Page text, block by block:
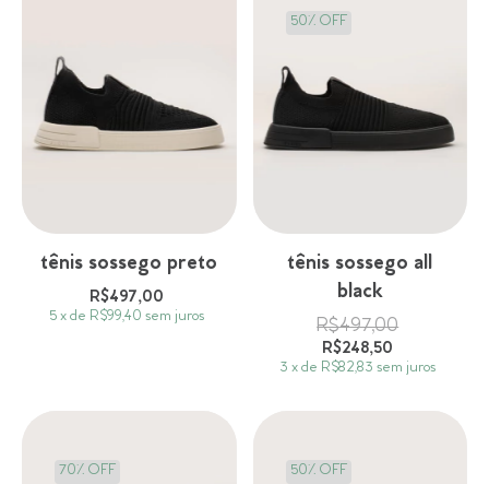
tênis sossego preto
R$497,00
5 xde R$99,40 sem juros
50% OFF
tênis sossego all
black
R$497,00
R$248,50
3 xde R$82,83 sem juros
70% OFF 50% OFF